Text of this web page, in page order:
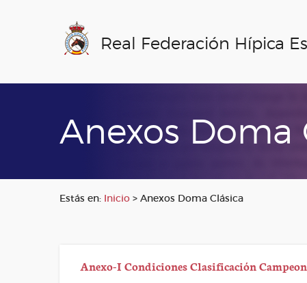
Real Federación Hípica
Anexos Doma
Estás en: Inicio > Anexos Doma Clásica
Anexo-I Condiciones Clasificación